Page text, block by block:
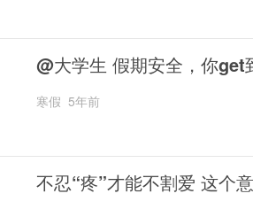
@大学生 假期安全，你get
寒假 5年前
不忍“疼”才能不割爱 这个